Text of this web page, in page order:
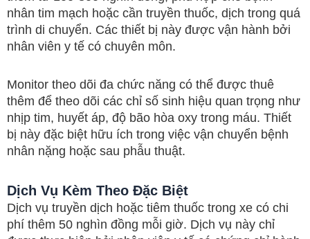
nhân tim mạch hoặc cần truyền thuốc, dịch trong quá
trình di chuyển. Các thiết bị này được vận hành bởi
nhân viên y tế có chuyên môn.
Monitor theo dõi đa chức năng có thể được thuê
thêm để theo dõi các chỉ số sinh hiệu quan trọng như
nhịp tim, huyết áp, độ bão hòa oxy trong máu. Thiết
bị này đặc biệt hữu ích trong việc vận chuyển bệnh
nhân nặng hoặc sau phẫu thuật.
Dịch Vụ Kèm Theo Đặc Biệt
Dịch vụ truyền dịch hoặc tiêm thuốc trong xe có chi
phí thêm 50 nghìn đồng mỗi giờ. Dịch vụ này chỉ